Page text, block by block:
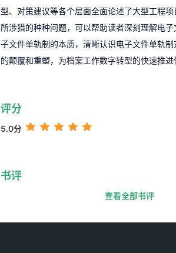
型、对策建议等各个层面全面论述了大型工程
所涉猎的种种问题，可以帮助读者深刻理解电
子文件单轨制的本质，清晰认识电子文件单轨
的颠覆和重塑，为档案工作数字转型的快速推
评分
5.0分
书评
查看全部书评